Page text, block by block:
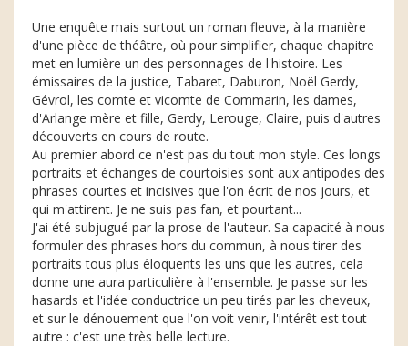
Une enquête mais surtout un roman fleuve, à la manière
d'une pièce de théâtre, où pour simplifier, chaque chapitre
met en lumière un des personnages de l'histoire. Les
émissaires de la justice, Tabaret, Daburon, Noël Gerdy,
Gévrol, les comte et vicomte de Commarin, les dames,
d'Arlange mère et fille, Gerdy, Lerouge, Claire, puis d'autres
découverts en cours de route.
Au premier abord ce n'est pas du tout mon style. Ces longs
portraits et échanges de courtoisies sont aux antipodes des
phrases courtes et incisives que l'on écrit de nos jours, et
qui m'attirent. Je ne suis pas fan, et pourtant...
J'ai été subjugué par la prose de l'auteur. Sa capacité à nous
formuler des phrases hors du commun, à nous tirer des
portraits tous plus éloquents les uns que les autres, cela
donne une aura particulière à l'ensemble. Je passe sur les
hasards et l'idée conductrice un peu tirés par les cheveux,
et sur le dénouement que l'on voit venir, l'intérêt est tout
autre : c'est une très belle lecture.